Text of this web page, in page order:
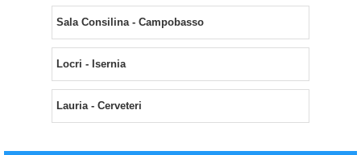
Sala Consilina - Campobasso
Locri - Isernia
Lauria - Cerveteri